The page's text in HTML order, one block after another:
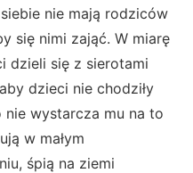
nie mają rodziców
się nimi zająć. W miarę
dzieli się z sierotami
dzieci nie chodziły
nie wystarcza mu na to
w małym
śpią na ziemi